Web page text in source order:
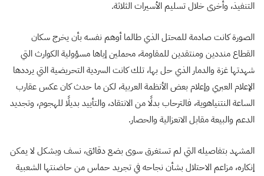
التنفيذ، وأخرى خلال تسليم الأسيرات الثلاثة.
الصورة كانت صادمة للمحتل الذي طالما أوهم نفسه بأن يخرج سكان
القطاع منددين ومنتقدين للمقاومة، محملين إياها مسؤولية الكوارث التي
شهدتها غزة والدمار الذي حل بها، تلك كانت السردية التحريضية التي يرددها
الإعلام العبري وإعلام بعض الأنظمة العربية، لكن ما حدث كان عكس عقارب
الساعة النتنياهوية، فالترحاب بدلًا من الانتقاد، والتأييد بديلًا للهجوم، وتجديد
الدعم والبيعة مقابل الانعزالية والحصار.
المشهد بتفاصيله التي لم تستغرق سوى بضع دقائق، نسف وبشكل لا يمكن
إنكاره، مزاعم الاحتلال بشأن نجاحه في تجريد حماس من حاضنتها الشعبية